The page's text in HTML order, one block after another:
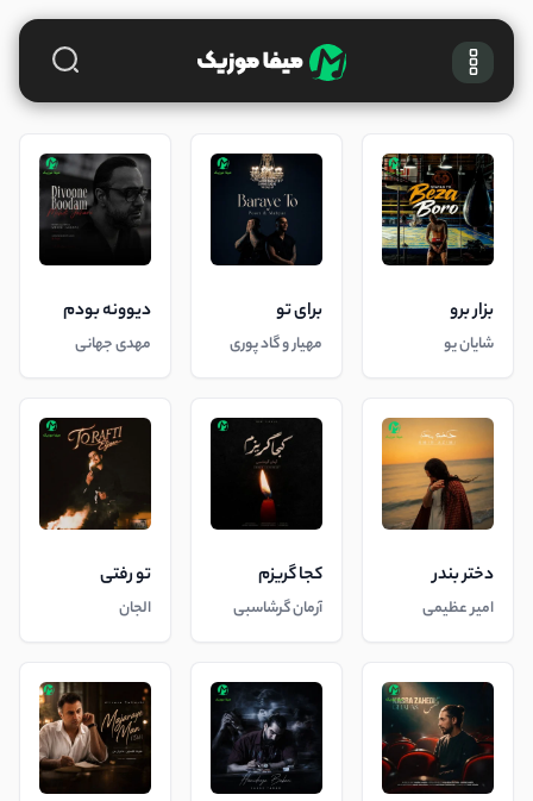
بزار برو
شایان یو
برای تو
مهیار و گاد پوری
دیوونه بودم
مهدی جهانی
دختر بندر
امیر عظیمی
کجا گریزم
آرمان گرشاسبی
تو رفتی
الجان